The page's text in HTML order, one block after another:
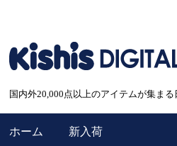
国内外20,000点以上のアイテムが集ま
ホーム 新入荷